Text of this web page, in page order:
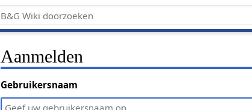
Aanmelden
Gebruikersnaam